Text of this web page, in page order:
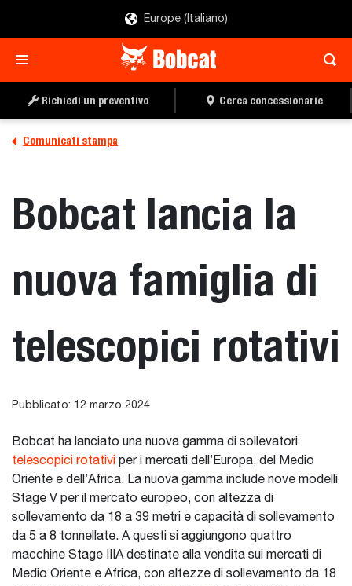
Europe (Italiano)
Richiedi un preventivo Cerca concessionarie
Comunicati stampa
Bobcat lancia la
nuova famiglia di
telescopici rotativi
Pubblicato: 12 marzo 2024
Bobcat ha lanciato una nuova gamma di sollevatori
telescopici rotativi per i mercati dell’Europa, del Medio
Oriente e dell’Africa. La nuova gamma include nove modelli
Stage V per il mercato europeo, con altezza di
sollevamento da 18 a 39 metri e capacità di sollevamento
da 5 a 8 tonnellate. A questi si aggiungono quattro
macchine Stage IIIA destinate alla vendita sui mercati di
Medio Oriente e Africa, con altezze di sollevamento da 18